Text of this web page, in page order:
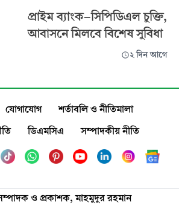
প্রাইম ব্যাংক-সিপিডিএল চুক্তি,
আবাসনে মিলবে বিশেষ সুবিধা
২ দিন আগে
যোগাযোগ
শর্তাবলি ও নীতিমালা
ডিএমসিএ সম্পাদকীয় নীতি
ও প্রকাশক, মাহমুদুর রহমান